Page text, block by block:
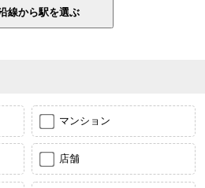
マンション
店舗